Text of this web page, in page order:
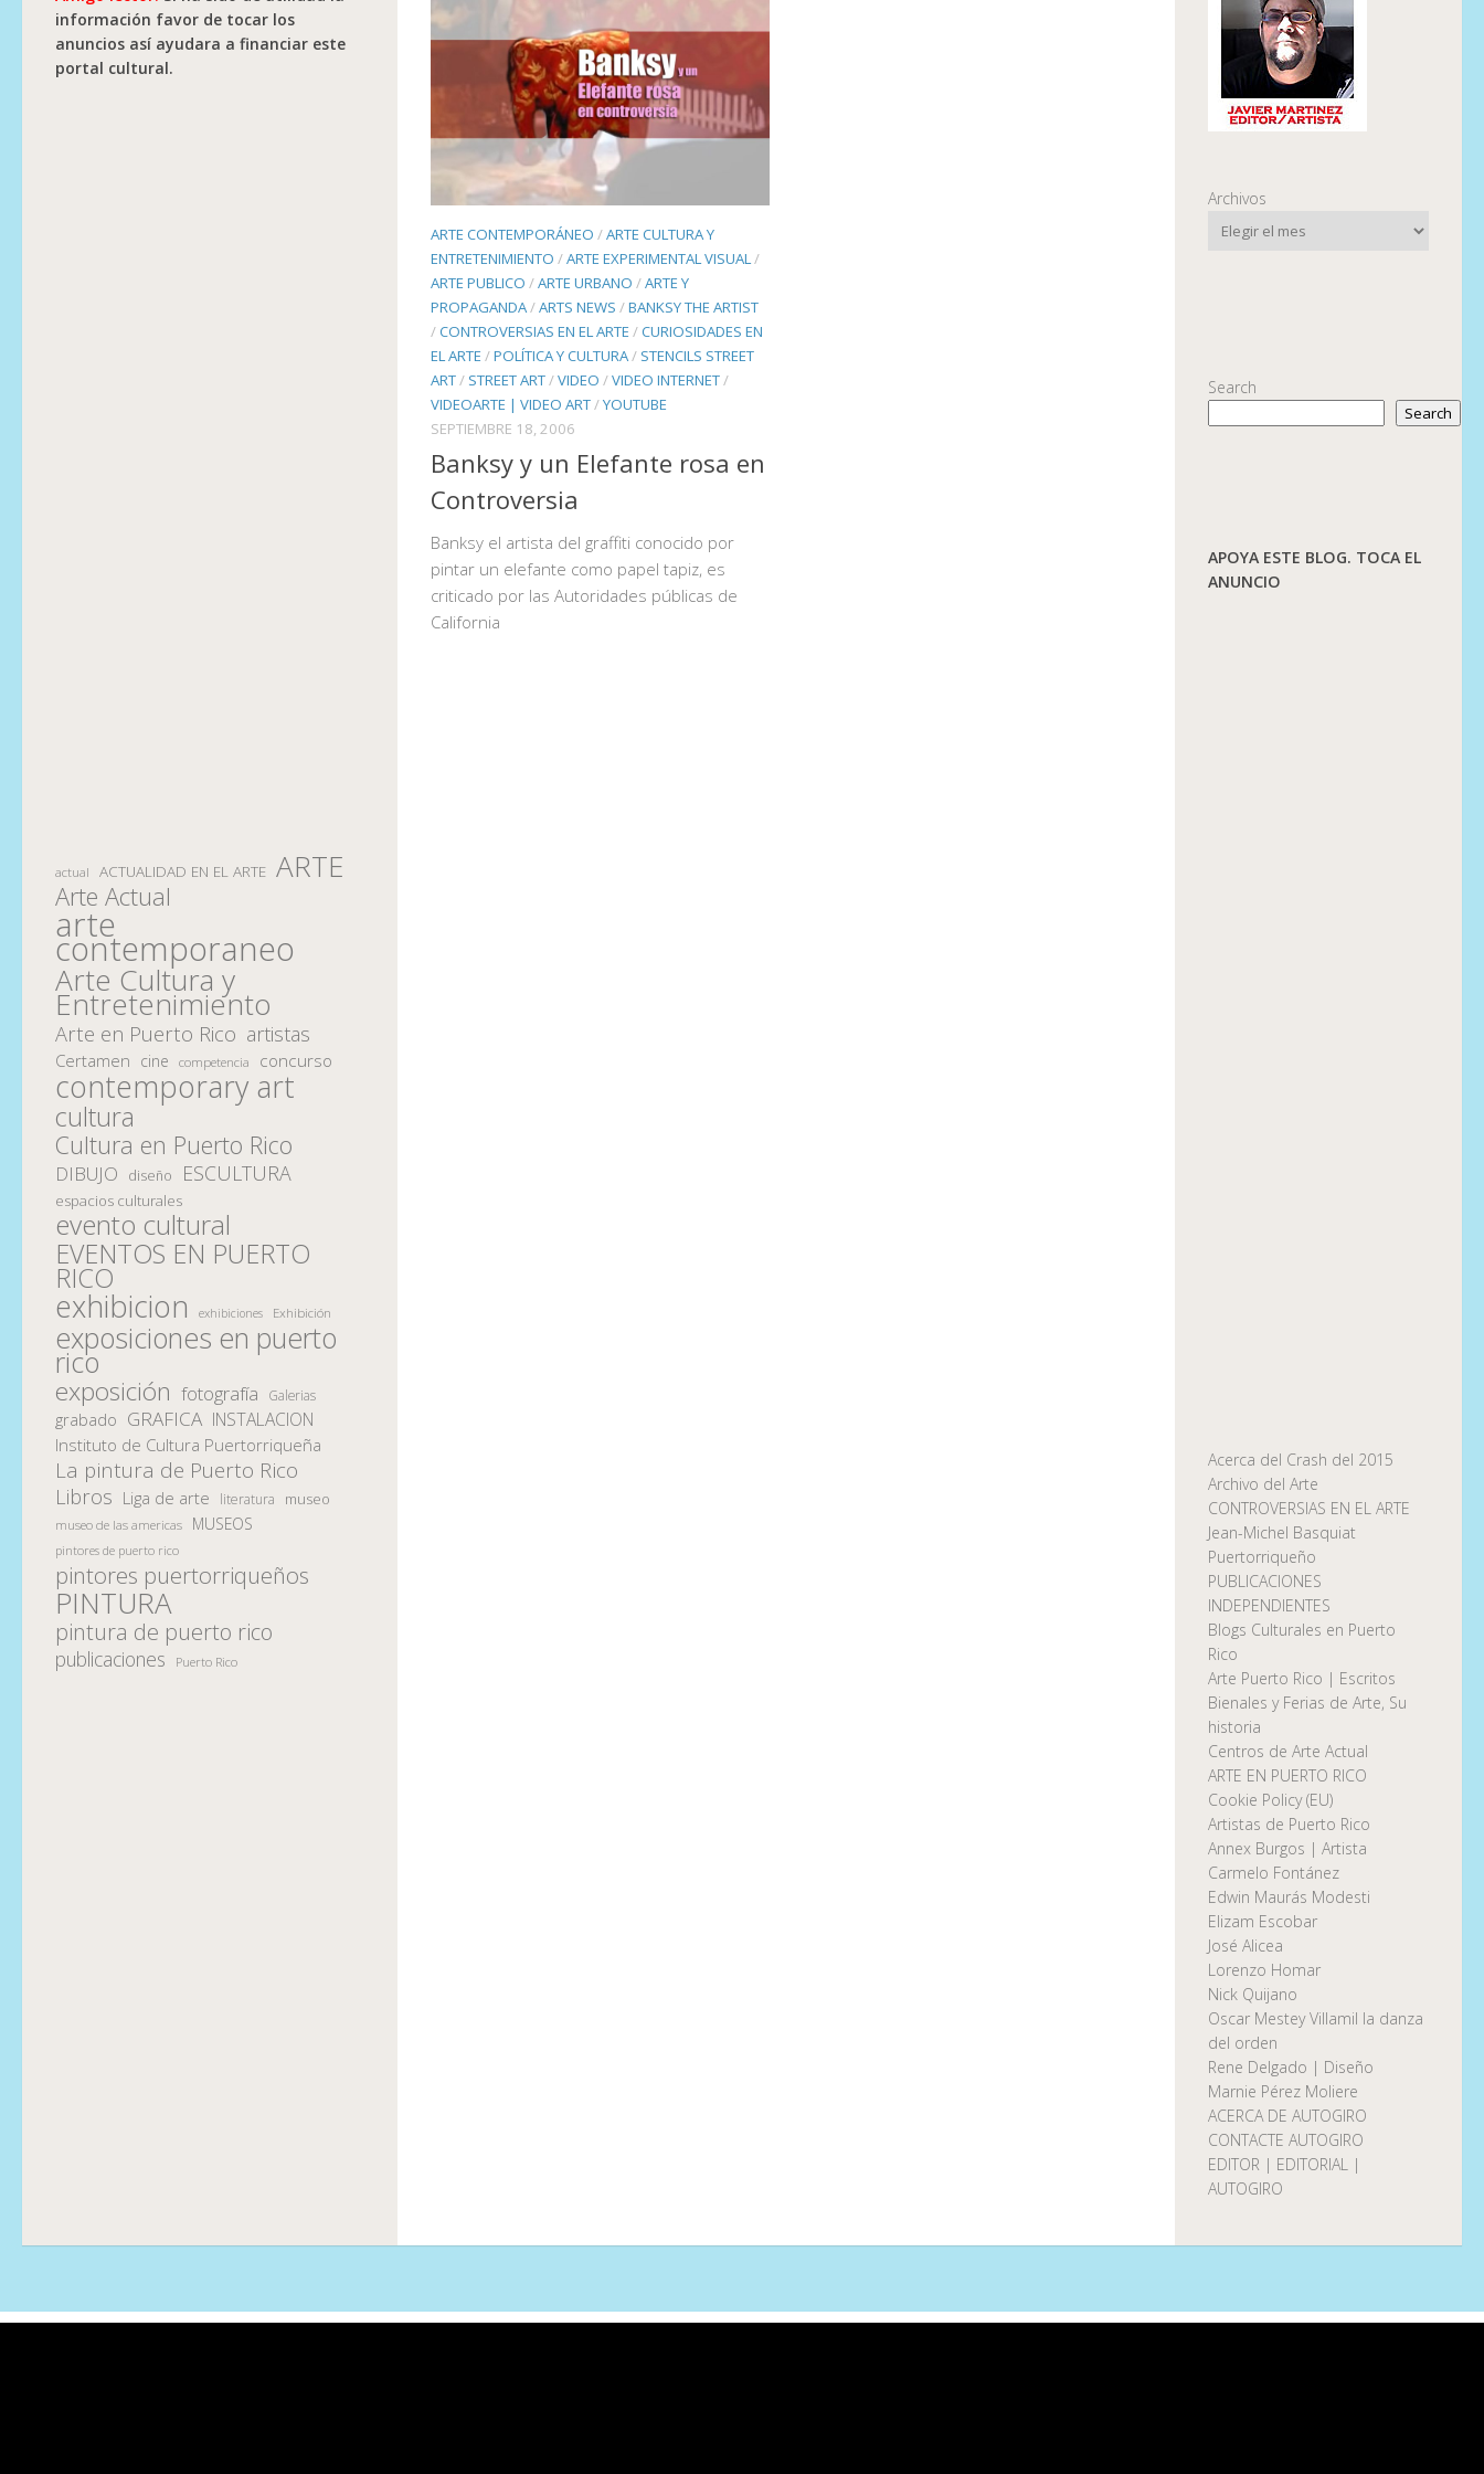
ARTE CONTEMPORÁNEO /ARTE CULTURA Y
ENTRETENIMIENTO /ARTE EXPERIMENTAL VISUAL/
ARTE PUBLICO /ARTE URBANO /ARTE Y
PROPAGANDA/ARTS NEWS /BANKSY THE ARTIST
/CONTROVERSIAS EN EL ARTE /CURIOSIDADES EN
EL ARTE /POLÍTICA Y CULTURA/ STENCILS STREET
ART/ STREET ART/VIDEO /VIDEO INTERNET/
VIDEOARTE | VIDEO ART/YOUTUBE
SEPTIEMBRE 18, 2006
Banksy y un Elefante rosa en
Controversia
Banksy el artista del graffiti conocido por
pintar un elefante como papel tapiz, es
criticado por las Autoridades públicas de
California
información favor de tocar los
anuncios así ayudara a financiar este
portal cultural.
actual ACTUALIDAD EN EL ARTE ARTE
Arte Actual
arte
contemporaneo
Arte Cultura y
Entretenimiento
Arte en Puerto Rico artistas
Certamen cine competencia concurso
contemporary art
cultura
Cultura en Puerto Rico
DIBUJO diseño ESCULTURA
espacios culturales
evento cultural
EVENTOS EN PUERTO
RICO
exhibicion exhibiciones Exhibición
exposiciones en puerto
rico
exposición fotografía Galerias
grabado GRAFICA INSTALACION
Instituto de Cultura Puertorriqueña
La pintura de Puerto Rico
Libros Liga de arte literatura museo
museo de las americas MUSEOS
pintores de puerto rico
pintores puertorriqueños
PINTURA
pintura de puerto rico
publicaciones Puerto Rico
Archivos
Search
Search
APOYA ESTE BLOG. TOCA EL
ANUNCIO
Acerca del Crash del 2015
Archivo del Arte
CONTROVERSIAS EN EL ARTE
Jean-Michel Basquiat
Puertorriqueño
PUBLICACIONES
INDEPENDIENTES
Blogs Culturales en Puerto
Rico
Arte Puerto Rico | Escritos
Bienales y Ferias de Arte, Su
historia
Centros de Arte Actual
ARTE EN PUERTO RICO
Cookie Policy (EU)
Artistas de Puerto Rico
Annex Burgos | Artista
Carmelo Fontánez
Edwin Maurás Modesti
Elizam Escobar
José Alicea
Lorenzo Homar
Nick Quijano
Oscar Mestey Villamil la danza
del orden
Rene Delgado | Diseño
Marnie Pérez Moliere
ACERCA DE AUTOGIRO
CONTACTE AUTOGIRO
EDITOR | EDITORIAL |
AUTOGIRO